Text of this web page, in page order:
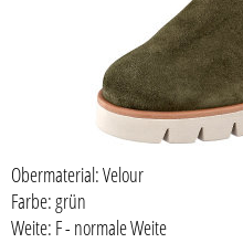
Obermaterial: Velour
Farbe: grün
Weite: F - normale Weite